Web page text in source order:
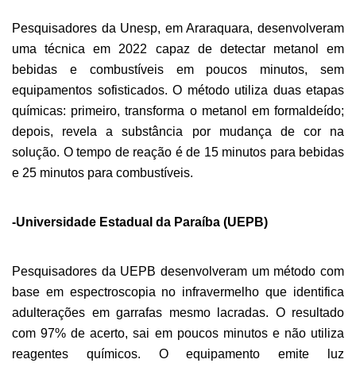
Pesquisadores da Unesp, em Araraquara, desenvolveram
uma técnica em 2022 capaz de detectar metanol em
bebidas e combustíveis em poucos minutos, sem
equipamentos sofisticados. O método utiliza duas etapas
químicas: primeiro, transforma o metanol em formaldeído;
depois, revela a substância por mudança de cor na
solução. O tempo de reação é de 15 minutos para bebidas
e 25 minutos para combustíveis.
-Universidade Estadual da Paraíba (UEPB)
Pesquisadores da UEPB desenvolveram um método com
base em espectroscopia no infravermelho que identifica
adulterações em garrafas mesmo lacradas. O resultado
com 97% de acerto, sai em poucos minutos e não utiliza
reagentes químicos. O equipamento emite luz